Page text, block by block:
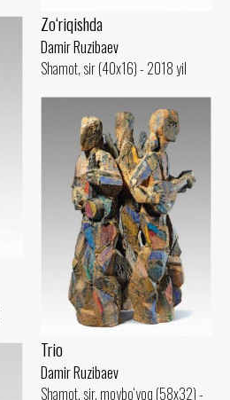
Zo‘riqishda
Damir Ruzibaev
Shamot, sir (40x16) - 2018 yil
Trio
Damir Ruzibaev
Shamot, sir, moybo‘yoq (58x32) -